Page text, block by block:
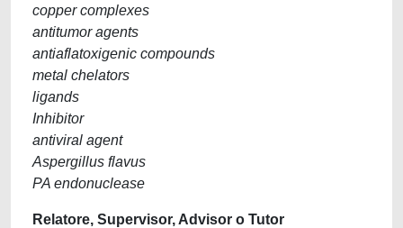
copper complexes
antitumor agents
antiaflatoxigenic compounds
metal chelators
ligands
Inhibitor
antiviral agent
Aspergillus flavus
PA endonuclease
Relatore, Supervisor, Advisor o Tutor